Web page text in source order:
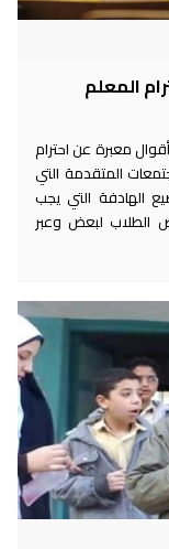
المعلم
معبرة عن احترام
المتقدمة التي
الهادفة التي يجب
الطلاب لبعض وعبر